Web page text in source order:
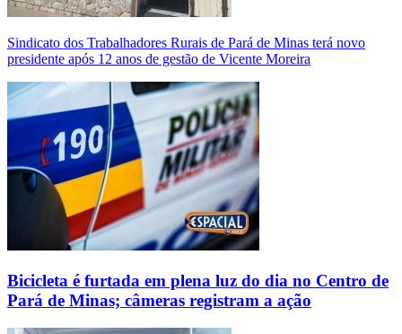
Sindicato dos Trabalhadores Rurais de Pará de Minas terá novo
presidente após 12 anos de gestão de Vicente Moreira
Bicicleta é furtada em plena luz do dia no Centro de
Pará de Minas; câmeras registram a ação